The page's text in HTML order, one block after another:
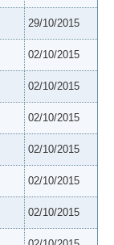
29/10/2015
02/10/2015
02/10/2015
02/10/2015
02/10/2015
02/10/2015
02/10/2015